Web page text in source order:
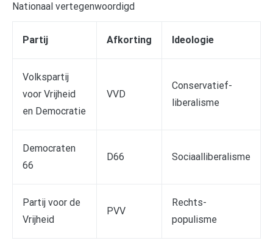
Nationaal vertegenwoordigd
Partij Afkorting Ideologie
Volkspartij
voor Vrijheid
en Democratie
VVD
Conservatief-
liberalisme
Democraten
66
D66 Sociaalliberalisme
Partij voor de
Vrijheid
PVV
Rechts-
populisme